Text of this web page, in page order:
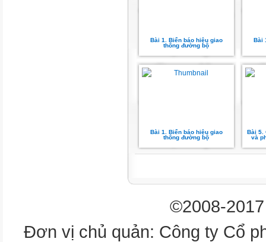
AN TOÀN GIAO THÔNG 4
Thanks you!
Bài 1. Biển báo hiệu giao
thông đường bộ
Bài
Bài 1. Biển báo hiệu giao
thông đường bộ
Bài 5.
và
©2008-
Đơn vị chủ quản: Công ty Cổ